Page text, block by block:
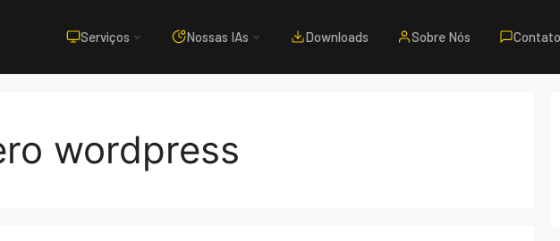
Serviços Nossas IAs Downloads Sobre Nós Contato
wordpress